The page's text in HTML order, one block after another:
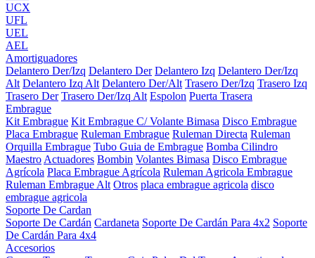
UCX
UFL
UEL
AEL
Amortiguadores
Delantero Der/Izq Delantero Der Delantero Izq Delantero Der/Izq
Alt Delantero Izq Alt Delantero Der/Alt Trasero Der/Izq Trasero Izq
Trasero Der Trasero Der/Izq Alt Espolon Puerta Trasera
Embrague
Kit Embrague Kit Embrague C/ Volante Bimasa Disco Embrague
Placa Embrague Ruleman Embrague Ruleman Directa Ruleman
Orquilla Embrague Tubo Guia de Embrague Bomba Cilindro
Maestro Actuadores Bombin Volantes Bimasa Disco Embrague
Agrícola Placa Embrague Agrícola Ruleman Agricola Embrague
Ruleman Embrague Alt Otros placa embrague agricola disco
embrague agricola
Soporte De Cardan
Soporte De Cardán Cardaneta Soporte De Cardán Para 4x2 Soporte
De Cardán Para 4x4
Accesorios